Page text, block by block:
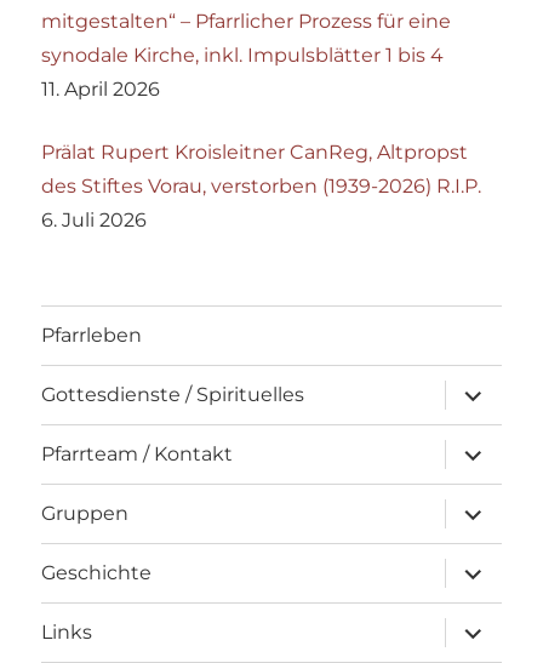
mitgestalten“ – Pfarrlicher Prozess für eine
synodale Kirche, inkl. Impulsblätter 1 bis 4
11. April 2026
Prälat Rupert Kroisleitner CanReg, Altpropst
des Stiftes Vorau, verstorben (1939-2026) R.I.P.
6. Juli 2026
Pfarrleben
Gottesdienste / Spirituelles
öffnen
Pfarrteam / Kontakt
öffnen
Gruppen
öffnen
Geschichte
öffnen
Links
öffnen